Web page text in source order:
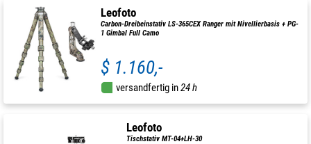
Leofoto
Carbon-Dreibeinstativ LS-365CEX Ranger mit Nivellierbasis + PG-
1 Gimbal Full Camo
$ 1.160,-
versandfertig in24 h
Leofoto
Tischstativ MT-04+LH-30